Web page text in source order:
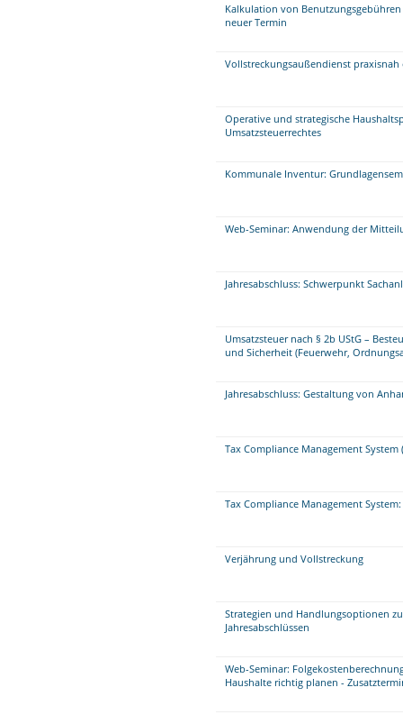
Kalkulation von
neuer Termin
Vollstreckungsaußendienst praxisnah
Operative und strategische
Umsatzsteuerrechtes
Kommunale Inventur:
Web-Seminar: Anwendung der
Jahresabschluss: Schwerpunkt
Umsatzsteuer nach § 2b UStG –
und Sicherheit (Feuerwehr,
Jahresabschluss: Gestaltung von
Tax Compliance Management System
Tax Compliance Management
Verjährung und Vollstreckung
Strategien und Handlungsoptionen
Jahresabschlüssen
Web-Seminar:
Haushalte richtig planen -